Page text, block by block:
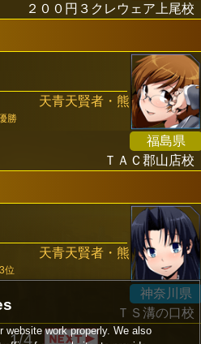
２００円３クレウェア上尾校
天青天賢者・熊
勝
福島県
ＴＡＣ郡山店校
天青天賢者・熊
位
神奈川県
ＴＳ溝の口校
1/4
website work properly. We also